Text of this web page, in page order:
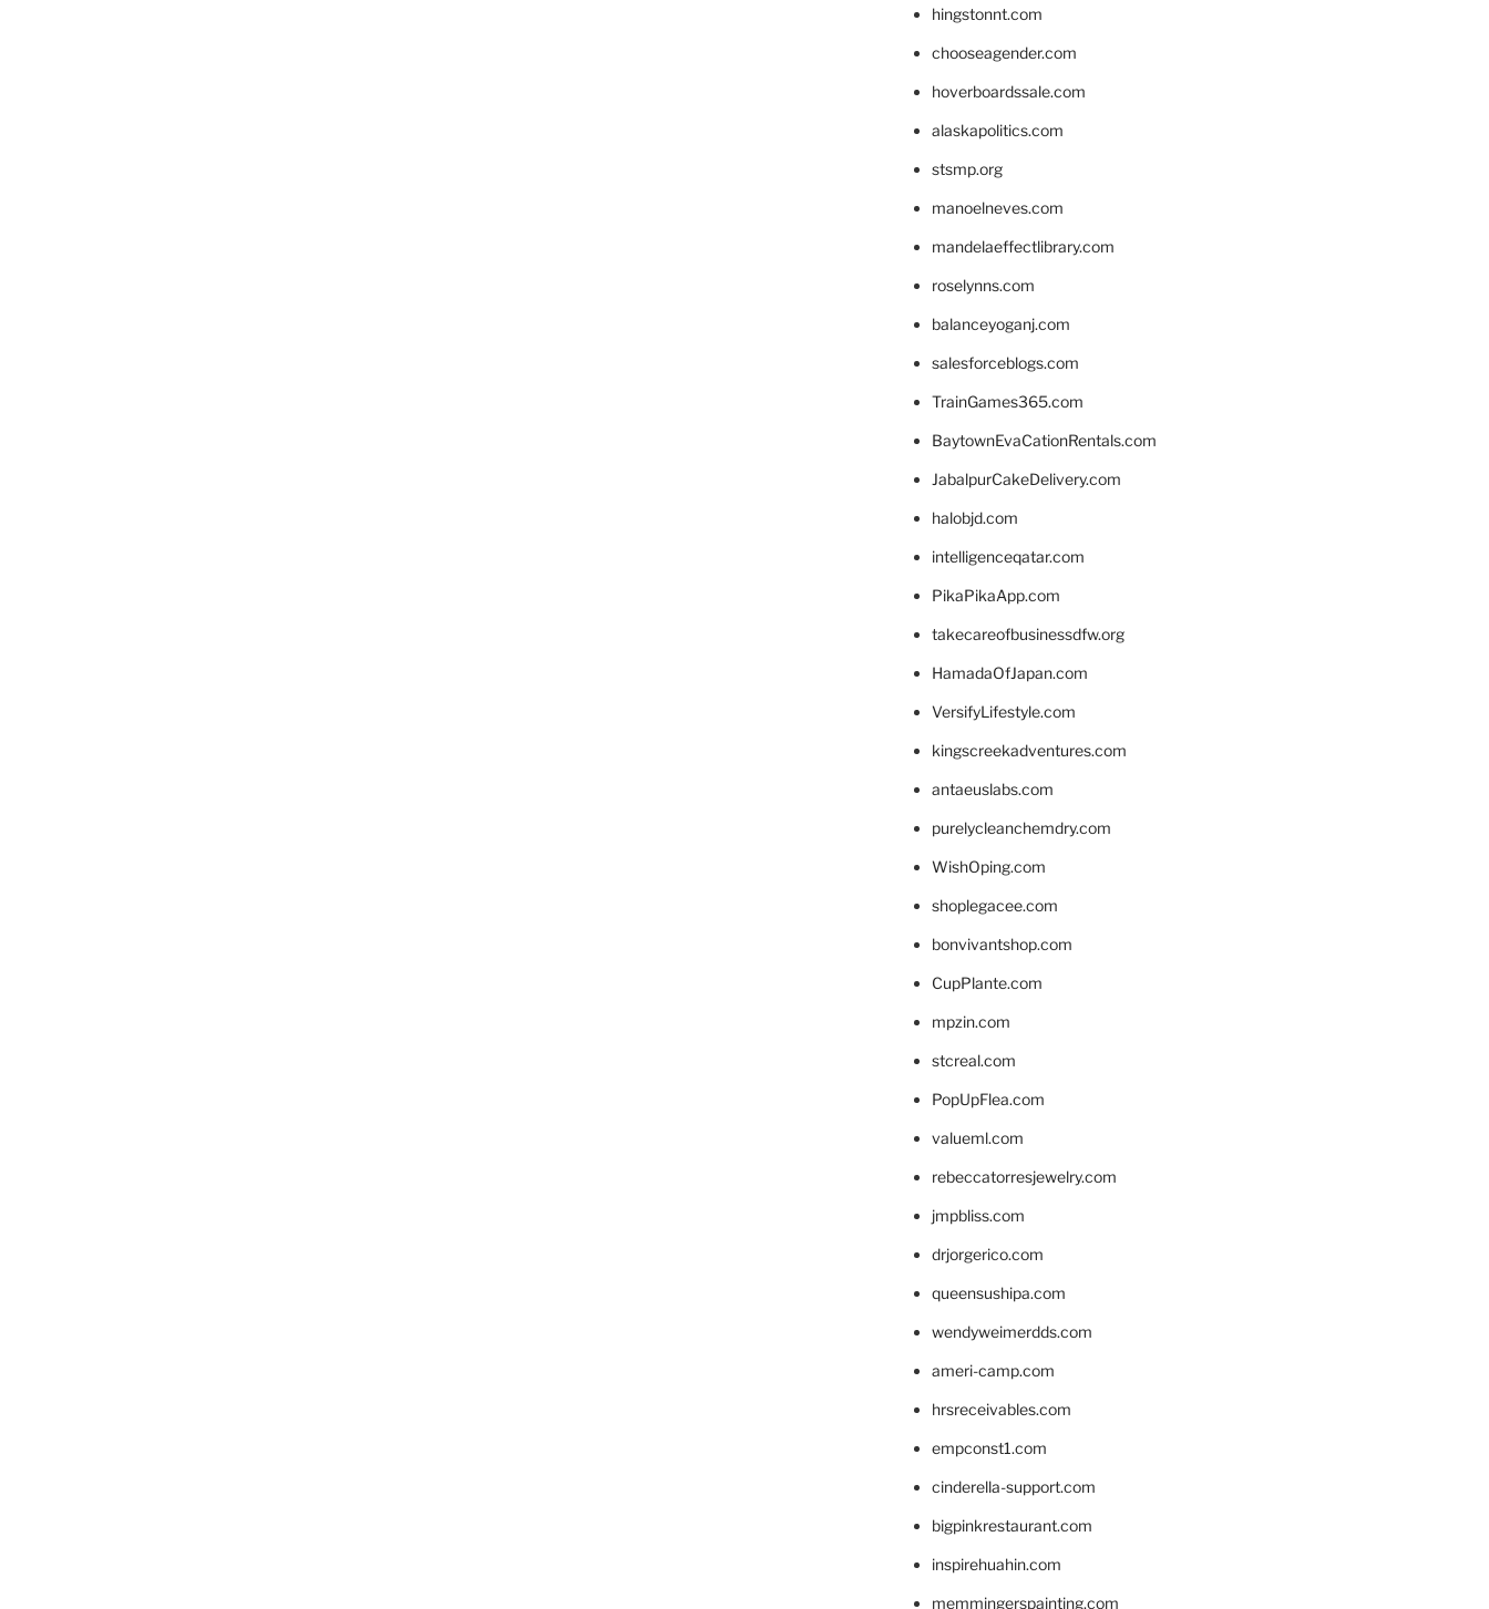
hingstonnt.com
chooseagender.com
hoverboardssale.com
alaskapolitics.com
stsmp.org
manoelneves.com
mandelaeffectlibrary.com
roselynns.com
balanceyoganj.com
salesforceblogs.com
TrainGames365.com
BaytownEvaCationRentals.com
JabalpurCakeDelivery.com
halobjd.com
intelligenceqatar.com
PikaPikaApp.com
takecareofbusinessdfw.org
HamadaOfJapan.com
VersifyLifestyle.com
kingscreekadventures.com
antaeuslabs.com
purelycleanchemdry.com
WishOping.com
shoplegacee.com
bonvivantshop.com
CupPlante.com
mpzin.com
stcreal.com
PopUpFlea.com
valueml.com
rebeccatorresjewelry.com
jmpbliss.com
drjorgerico.com
queensushipa.com
wendyweimerdds.com
ameri-camp.com
hrsreceivables.com
empconst1.com
cinderella-support.com
bigpinkrestaurant.com
inspirehuahin.com
memmingerspainting.com